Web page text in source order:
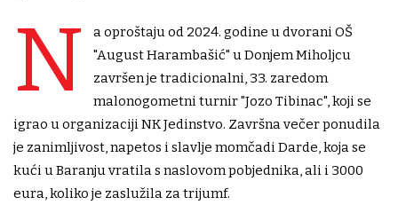
N
a oproštaju od 2024. godine u dvorani OŠ
"August Harambašić" u Donjem Miholjcu
završen je tradicionalni, 33. zaredom
malonogometni turnir "Jozo Tibinac", koji se
igrao u organizaciji NK Jedinstvo. Završna večer ponudila
je zanimljivost, napetos i slavlje momčadi Darde, koja se
kući u Baranju vratila s naslovom pobjednika, ali i 3000
eura, koliko je zaslužila za trijumf.